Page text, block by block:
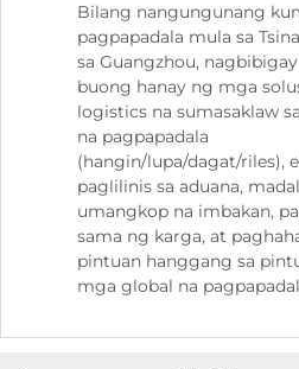
Bilang nangungunang
pagpapadala mula sa
sa Guangzhou,
buong hanay ng mga
logistics na sumasaklaw
na pagpapadala
(hangin/lupa/dagat/riles),
paglilinis sa aduana,
umangkop na imbakan,
sama ng karga, at
pintuan hanggang sa
mga global na